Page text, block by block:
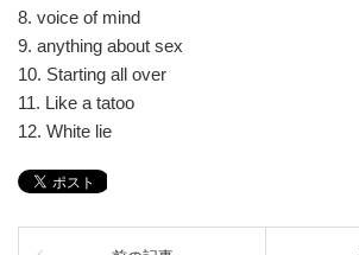
8. voice of mind
9. anything about sex
10. Starting all over
11. Like a tatoo
12. White lie